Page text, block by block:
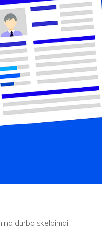
darbo skelbimai